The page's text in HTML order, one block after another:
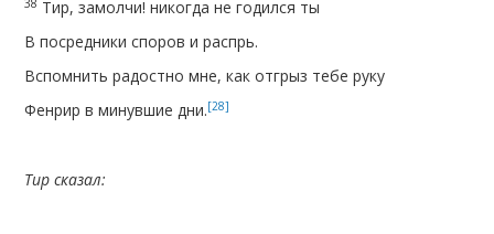
Тир, замолчи! никогда не годился ты
В посредники споров и распрь.
Вспомнить радостно мне, как отгрыз тебе руку
Фенрир в минувшие дни.[28]
Тир сказал: